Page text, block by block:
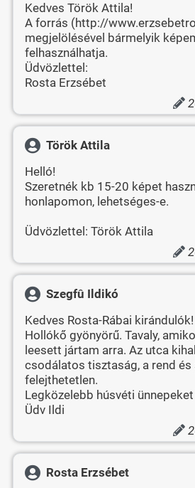
Kedves Török Attila!
A forrás (http://
megjelölésével bármelyik
felhasználhatja.
Üdvözlettel:
Rosta Erzsébet
Török Attila
Helló!
Szeretnék kb 15-20 képet
honlapomon, lehetséges-e.
Üdvözlettel: Török Attila
Szegfû Ildikó
Kedves Rosta-Rábai kirándulók!
Hollókő gyönyörű. Tavaly,
leesett jártam arra. Az utca
csodálatos tisztaság, a rend és
felejthetetlen.
Legközelebb húsvéti
Üdv Ildi
Rosta Erzsébet